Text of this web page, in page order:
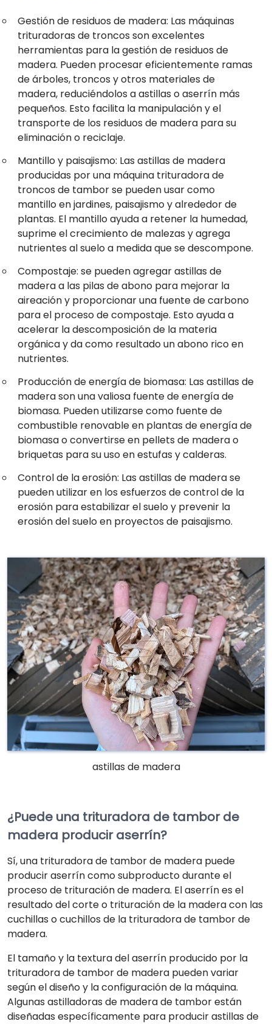
Gestión de residuos de madera: Las máquinas
trituradoras de troncos son excelentes
herramientas para la gestión de residuos de
madera. Pueden procesar eficientemente ramas
de árboles, troncos y otros materiales de
madera, reduciéndolos a astillas o aserrín más
pequeños. Esto facilita la manipulación y el
transporte de los residuos de madera para su
eliminación o reciclaje.
Mantillo y paisajismo: Las astillas de madera
producidas por una máquina trituradora de
troncos de tambor se pueden usar como
mantillo en jardines, paisajismo y alrededor de
plantas. El mantillo ayuda a retener la humedad,
suprime el crecimiento de malezas y agrega
nutrientes al suelo a medida que se descompone.
Compostaje: se pueden agregar astillas de
madera a las pilas de abono para mejorar la
aireación y proporcionar una fuente de carbono
para el proceso de compostaje. Esto ayuda a
acelerar la descomposición de la materia
orgánica y da como resultado un abono rico en
nutrientes.
Producción de energía de biomasa: Las astillas de
madera son una valiosa fuente de energía de
biomasa. Pueden utilizarse como fuente de
combustible renovable en plantas de energía de
biomasa o convertirse en pellets de madera o
briquetas para su uso en estufas y calderas.
Control de la erosión: Las astillas de madera se
pueden utilizar en los esfuerzos de control de la
erosión para estabilizar el suelo y prevenir la
erosión del suelo en proyectos de paisajismo.
astillas de madera
¿Puede una trituradora de tambor de
madera producir aserrín?
Sí, una trituradora de tambor de madera puede
producir aserrín como subproducto durante el
proceso de trituración de madera. El aserrín es el
resultado del corte o trituración de la madera con las
cuchillas o cuchillos de la trituradora de tambor de
madera.
El tamaño y la textura del aserrín producido por la
trituradora de tambor de madera pueden variar
según el diseño y la configuración de la máquina.
Algunas astilladoras de madera de tambor están
diseñadas específicamente para producir astillas de